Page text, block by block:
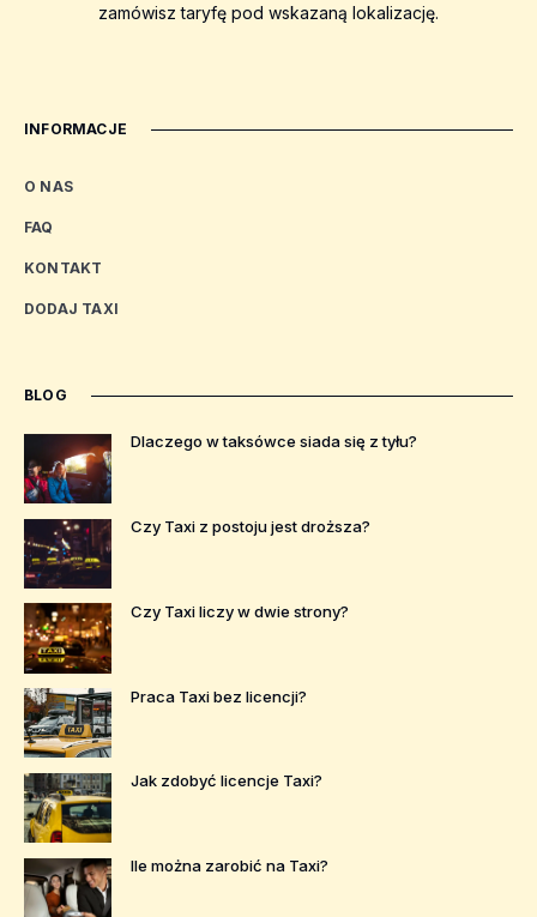
zamówisz taryfę pod wskazaną lokalizację.
INFORMACJE
O NAS
FAQ
KONTAKT
DODAJ TAXI
BLOG
Dlaczego w taksówce siada się z tyłu?
Czy Taxi z postoju jest droższa?
Czy Taxi liczy w dwie strony?
Praca Taxi bez licencji?
Jak zdobyć licencje Taxi?
Ile można zarobić na Taxi?